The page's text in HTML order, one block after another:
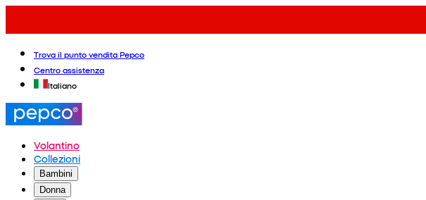
Trova il punto vendita Pepco
Centro assistenza
Italiano
Volantino
Collezioni
Bambini
Donna